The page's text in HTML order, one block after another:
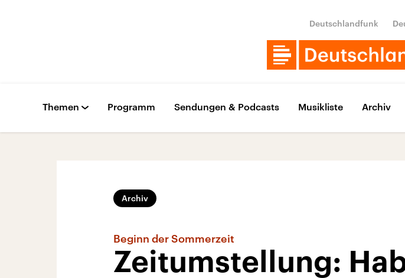
Deutschlandfunk
Themen Programm Sendungen & Podcasts Musikliste Archiv
Archiv
Beginn der Sommerzeit
Zeitumstellung: